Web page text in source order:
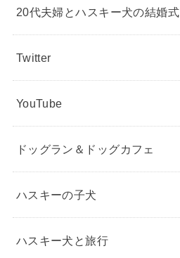
20代夫婦とハスキー犬の結婚式
Twitter
YouTube
ドッグラン＆ドッグカフェ
ハスキーの子犬
ハスキー犬と旅行